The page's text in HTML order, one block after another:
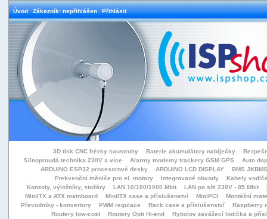
Úvod Zákazník: nepřihlášen Přihlásit
3D tisk CNC frézky soustruhy Baterie akumulátory nabíječky
Silnoproudá technika 230V a více
Alarmy modemy trackery GSM GPS
Auto
ARDUINO ESP32 procesorové desky
ARDUINO LCD DISPLAY
BMS
Frekvenční měniče pro el. motory
Integrované obvody
Kabely
Konzoly, výložníky, stožáry
LAN 10/100/1000 Mbit LAN po síti 230V - 85 Mbit
MiniITX a ATX mainboard
MiniITX case a příslušenství MiniPCI
Montážní
Převodníky - konvertory
PWM regulace Rack case a příslušenství
Raspberry
Routery low-cost
Routery Opti Hi-end
Rybolov zavážecí lodička a přísl